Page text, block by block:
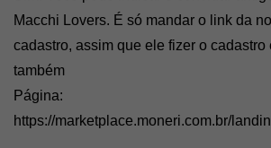
Macchi Lovers. É só mandar o link da
cadastro, assim que ele fizer o cadastro
também
https://marketplace.moneri.com.br/